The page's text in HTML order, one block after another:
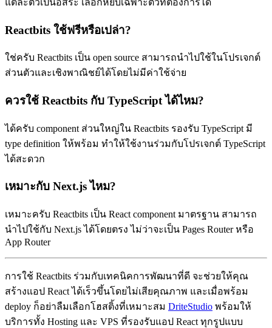
Reactbits ใช้ฟรีหรือเปล่า?
ใช่ครับ Reactbits เป็น open source สามารถนำไปใช้ในโปรเจกต์
ส่วนตัวและเชิงพาณิชย์ได้โดยไม่มีค่าใช้จ่าย
ควรใช้ Reactbits กับ TypeScript ได้ไหม?
ได้ครับ component ส่วนใหญ่ใน Reactbits รองรับ TypeScript มี
type definition ให้พร้อม ทำให้ใช้งานร่วมกับโปรเจกต์ TypeScript
ได้สะดวก
เหมาะกับ Next.js ไหม?
เหมาะครับ Reactbits เป็น React component มาตรฐาน สามารถ
นำไปใช้กับ Next.js ได้โดยตรง ไม่ว่าจะเป็น Pages Router หรือ
App Router
การใช้ Reactbits ร่วมกับเทคนิคการพัฒนาที่ดี จะช่วยให้คุณ
สร้างแอป React ได้เร็วขึ้นโดยไม่เสียคุณภาพ และเมื่อพร้อม
deploy ก็อย่าลืมเลือกโฮสติ้งที่เหมาะสม DriteStudio พร้อมให้
บริการทั้ง Hosting และ VPS ที่รองรับแอป React ทุกรูปแบบ